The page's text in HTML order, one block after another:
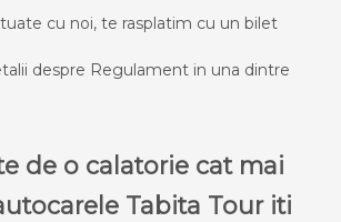
cu noi, te rasplatim cu un bilet
despre Regulament in una dintre
de o calatorie cat mai
Tabita Tour iti